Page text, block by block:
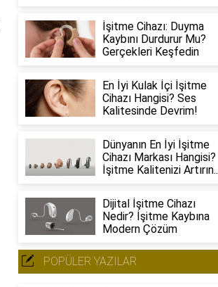
İşitme Cihazı: Duyma
Kaybını Durdurur Mu?
Gerçekleri Keşfedin
En İyi Kulak İçi İşitme
Cihazı Hangisi? Ses
Kalitesinde Devrim!
Dünyanın En İyi İşitme
Cihazı Markası Hangisi?
İşitme Kalitenizi Artırın..
Dijital İşitme Cihazı
Nedir? İşitme Kaybına
Modern Çözüm
POPÜLER YAZILAR